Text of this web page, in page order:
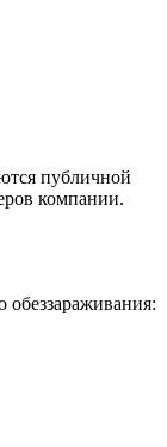
публичной
компании.
обеззараживания: